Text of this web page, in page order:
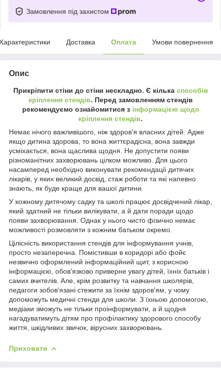
Замовлення під захистом
Доставка Оплата Умови повернення
Опис
Прикріпити стіни до стіни нескладно. Є кілька способів
кріплення стендів. Перед замовленням стендів
рекомендуємо ознайомитися з інформацією щодо
кріплення стендів.
Немає нічого важливішого, ніж здоров'я власних дітей. Адже
якщо дитина здорова, то вона життєрадісна, вона завжди
усміхається, вона щаслива щодня. Не допустити появи
різноманітних захворювань цілком можливо. Для цього
насамперед необхідно виконувати рекомендації дитячих
лікарів, у яких великий досвід, стаж роботи та які напевно
знають, як буде краще для вашої дитини.
У кожному дитячому садку та школі працює досвідчений лікар,
який здатний не тільки вилікувати, а й дати поради щодо
появи захворювання. Однак у нього чисто фізично немає
можливості розмовляти з кожним батьком окремо.
Цілісність використання стендів для інформування учнів,
просто незаперечна. Помістивши в коридорі або фойє
незвично оформлений інформаційний щит, з корисною
інформацією, обов'язково приверне увагу дітей, їхніх батьків і
самих вчителів. Але, крім розвитку та навчання школярів,
педагоги зобов'язані стежити за їхнім здоров'ям, у чому
допоможуть медичні стенди для школи. З їхньою допомогою,
медіаки зможуть не тільки проінформувати, а й щодня
нагадуватимуть дітям про профілактику здорового способу
життя, шкідливих звичок, вірусних захворювань.
Приховати